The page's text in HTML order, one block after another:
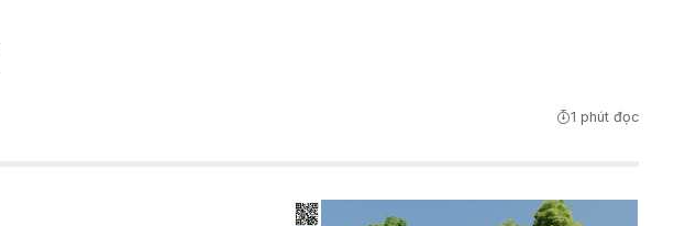
1 phút đọc